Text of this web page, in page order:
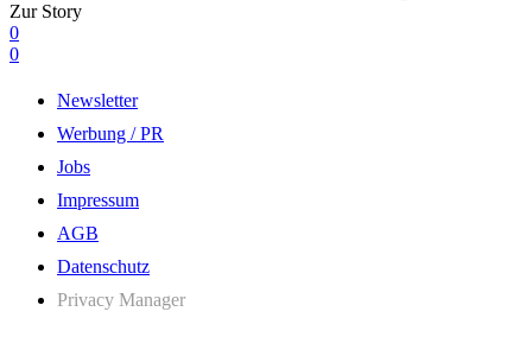
Zur Story
0
0
Newsletter
Werbung / PR
Jobs
Impressum
AGB
Datenschutz
Privacy Manager